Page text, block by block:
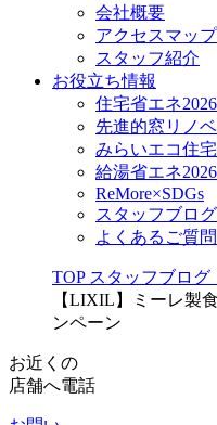
会社概要
アクセスマップ
スタッフ紹介
お役立ち情報
住宅省エネ
先進的窓リノ
みらいエコ住
給湯省エネ
ReMore×SDGs
スタッフブログ
よくあるご質問
TOP スタッフブログ
【LIXIL】ミーレ製
ンペーン
お近くの
店舗へ電話